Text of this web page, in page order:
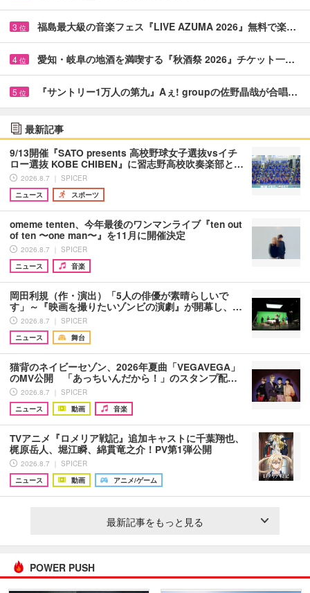
3 位 福島最大級の音楽フェス『LIVE AZUMA 2026』無料で楽…
4 位 愛知・岐阜の地酒を満喫する『秋酒祭 2026』チケット一…
5 位 『サントリー1万人の第九』Aぇ! groupの佐野晶哉が合唱…
最新記事
9/13開催『SATO presents 高校野球女子選抜vsイチ
ロー選抜 KOBE CHIBEN』に習志野高校吹奏楽部と…
2026.8.7 ｜ SPICER
ニュース
スポーツ
omeme tenten、今年最後のワンマンライブ『ten out
of ten 〜one man〜』を11月に開催決定
2026.8.7 ｜ SPICER
ニュース
音楽
岡田利規（作・演出）「5人の俳優が素晴らしいで
す」～『映画を撮りたいゾンビの演劇』が開幕し、…
2026.8.7 ｜ SPICER
ニュース
舞台
猫背のネイビーセゾン、2026年夏曲「VEGAVEGA」
のMV公開 「あっちいんだから！」のスタンプ配…
2026.8.7 ｜ SPICER
ニュース
動画 音楽
TVアニメ『ロメリア戦記』追加キャストに千葉翔也、
梶原岳人、堀江瞬、綿貫竜之介！PV第1弾公開
2026.8.7 ｜ SPICER
ニュース
動画 アニメ/ゲーム
最新記事をもっと見る
POWER PUSH